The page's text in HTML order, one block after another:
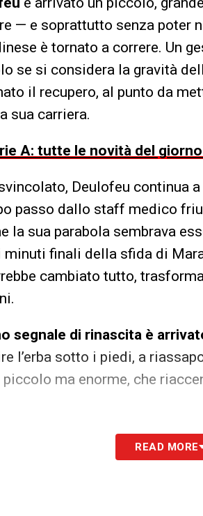
— e soprattutto senza poter
è tornato a correre. Un
se si considera la gravità
il recupero, al punto da
sua carriera.
A: tutte le novità del
Deulofeu continua
passo dallo staff medico
la sua parabola sembrava
minuti finali della sfida di
cambiato tutto,
segnale di rinascita è
l’erba sotto i piedi, a
piccolo ma enorme, che
NOSTRE TOP NEWSREAD MORE